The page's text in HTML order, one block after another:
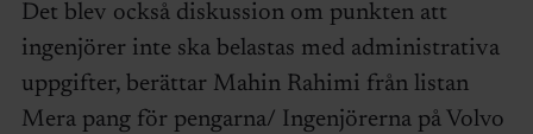
Det blev också diskussion om punkten att
ingenjörer inte ska belastas med administrativa
uppgifter, berättar Mahin Rahimi från listan
Mera pang för pengarna/ Ingenjörerna på Volvo